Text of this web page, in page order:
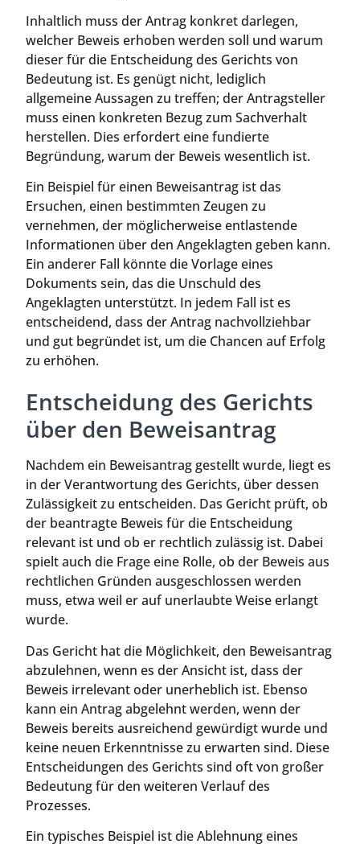
Inhaltlich muss der Antrag konkret darlegen,
welcher Beweis erhoben werden soll und warum
dieser für die Entscheidung des Gerichts von
Bedeutung ist. Es genügt nicht, lediglich
allgemeine Aussagen zu treffen; der Antragsteller
muss einen konkreten Bezug zum Sachverhalt
herstellen. Dies erfordert eine fundierte
Begründung, warum der Beweis wesentlich ist.
Ein Beispiel für einen Beweisantrag ist das
Ersuchen, einen bestimmten Zeugen zu
vernehmen, der möglicherweise entlastende
Informationen über den Angeklagten geben kann.
Ein anderer Fall könnte die Vorlage eines
Dokuments sein, das die Unschuld des
Angeklagten unterstützt. In jedem Fall ist es
entscheidend, dass der Antrag nachvollziehbar
und gut begründet ist, um die Chancen auf Erfolg
zu erhöhen.
Entscheidung des Gerichts
über den Beweisantrag
Nachdem ein Beweisantrag gestellt wurde, liegt es
in der Verantwortung des Gerichts, über dessen
Zulässigkeit zu entscheiden. Das Gericht prüft, ob
der beantragte Beweis für die Entscheidung
relevant ist und ob er rechtlich zulässig ist. Dabei
spielt auch die Frage eine Rolle, ob der Beweis aus
rechtlichen Gründen ausgeschlossen werden
muss, etwa weil er auf unerlaubte Weise erlangt
wurde.
Das Gericht hat die Möglichkeit, den Beweisantrag
abzulehnen, wenn es der Ansicht ist, dass der
Beweis irrelevant oder unerheblich ist. Ebenso
kann ein Antrag abgelehnt werden, wenn der
Beweis bereits ausreichend gewürdigt wurde und
keine neuen Erkenntnisse zu erwarten sind. Diese
Entscheidungen des Gerichts sind oft von großer
Bedeutung für den weiteren Verlauf des
Prozesses.
Ein typisches Beispiel ist die Ablehnung eines